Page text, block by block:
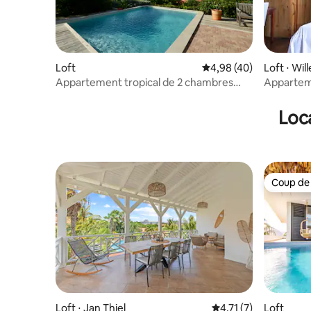
Loft Évaluation moyenne
4,98 (40)
Appartement tropical de 2 chambres
Loft ⋅
Loft ⋅ Jan Thiel Évaluation moyenne
4,71 (7)
Coup
Coup
Loft